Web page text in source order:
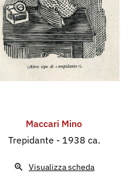
Maccari Mino
Trepidante - 1938 ca.
Visualizza scheda